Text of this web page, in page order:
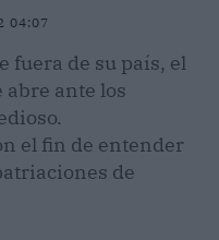
04:07
fuera de su país, el
abre ante los
el fin de entender
de